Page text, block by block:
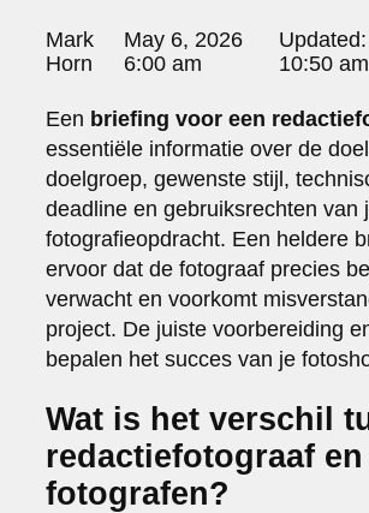
portraits 3
fd gazellen 2014
het zuiderlicht
thomas van luyn
various
parool christmas special
editorial
travel
commercial
fashion
contact
info@markhorn.nl
+31650600601
about
Posted
by:
Mark
Horn
May 6, 2026
6:00 am
Updated:
10:50 am
Een briefing voor een
essentiële informatie over de
doelgroep, gewenste stijl,
deadline en gebruiksrechten van
fotografieopdracht. Een heldere
ervoor dat de fotograaf precies
verwacht en voorkomt
project. De juiste voorbereiding
bepalen het succes van je
Wat is het verschil
redactiefotograaf
fotografen?